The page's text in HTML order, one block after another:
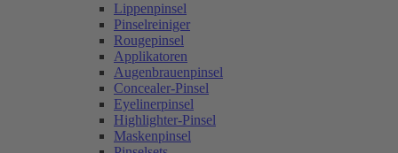
Lippenpinsel
Pinselreiniger
Rougepinsel
Applikatoren
Augenbrauenpinsel
Concealer-Pinsel
Eyelinerpinsel
Highlighter-Pinsel
Maskenpinsel